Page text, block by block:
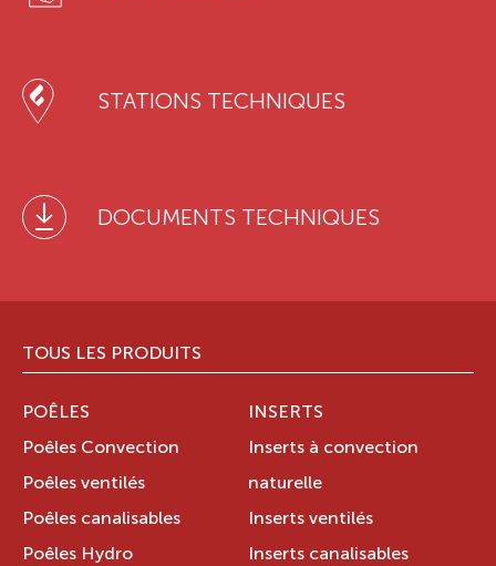
STATIONS TECHNIQUES
DOCUMENTS TECHNIQUES
TOUS LES PRODUITS
POÊLES
Poêles Convection
Poêles ventilés
Poêles canalisables
Poêles Hydro
INSERTS
Inserts à convection
naturelle
Inserts ventilés
Inserts canalisables